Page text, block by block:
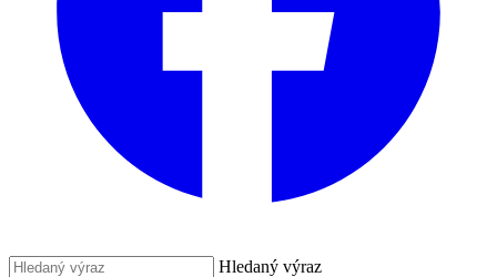
Hledaný výraz